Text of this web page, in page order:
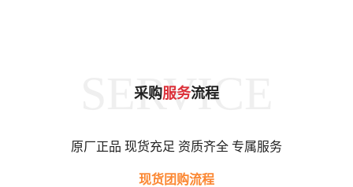
SERVICE
采购服务流程
原厂正品 现货充足 资质齐全 专属服务
现货团购流程